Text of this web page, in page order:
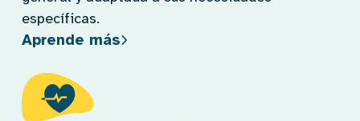
específicas.
Aprende más